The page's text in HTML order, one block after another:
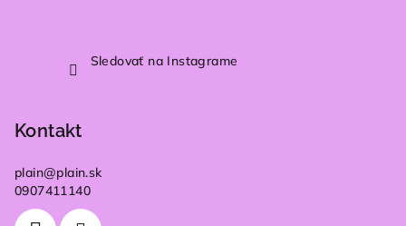
Sledovať na Instagrame
Kontakt
plain@plain.sk
0907411140